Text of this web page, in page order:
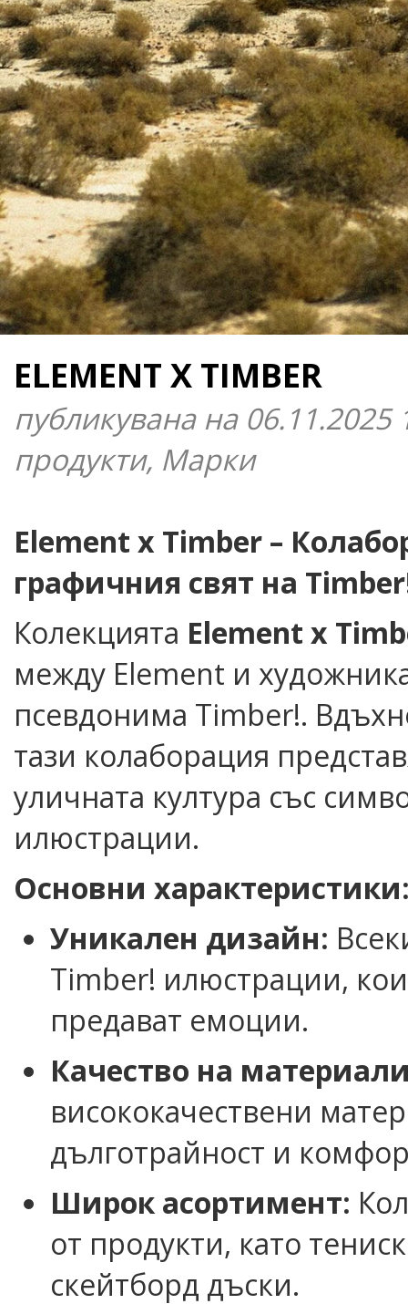
ELEMENT X TIMBER
публикувана на
продукти, Марки
Element x Timber –
графичния свят на
Колекцията Element x
между Element и
псевдонима Timber!.
тази колаборация
уличната култура със
илюстрации.
Основни
Уникален дизайн:
Timber! илюстрации,
предават емоции.
Качество на
висококачествени
дълготрайност и
Широк асортимент:
от продукти, като
скейтборд дъски.